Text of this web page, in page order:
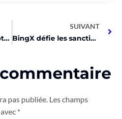
Analyse des prix crypto: les 10 meilleurs à acheter maintenant!
SUIVANT
BingX défie les sanctions et soutient les Iraniens!
pas publiée. Les champs
*